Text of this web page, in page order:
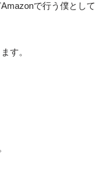
で行う僕として
す。